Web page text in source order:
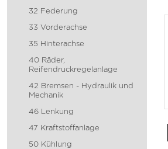
32 Federung
33 Vorderachse
35 Hinterachse
40 Räder,
Reifendruckregelanlage
42 Bremsen - Hydraulik und
Mechanik
46 Lenkung
47 Kraftstoffanlage
50 Kühlung